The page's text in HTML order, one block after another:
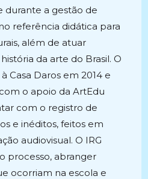
durante a gestão de
referência didática para
além de atuar
da arte do Brasil. O
Casa Daros em 2014 e
o apoio da ArtEdu
com o registro de
e inéditos, feitos em
audiovisual. O IRG
processo, abranger
ocorriam na escola e